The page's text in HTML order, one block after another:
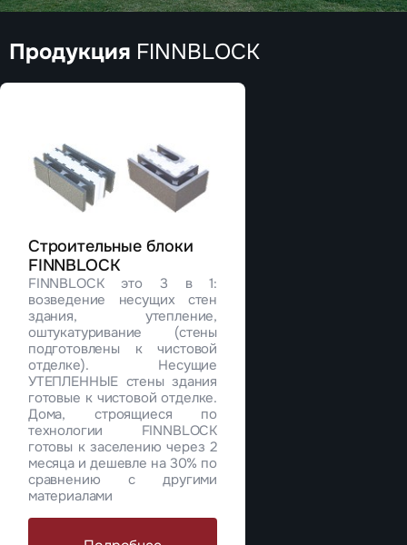
Продукция FINNBLOCK
Строительные блоки
FINNBLOCK
FINNBLOCK это 3 в 1:
возведение несущих стен
здания, утепление,
оштукатуривание (стены
подготовлены к чистовой
отделке). Несущие
УТЕПЛЕННЫЕ стены здания
готовые к чистовой отделке.
Дома, строящиеся по
технологии FINNBLOCK
готовы к заселению через 2
месяца и дешевле на 30% по
сравнению с другими
материалами